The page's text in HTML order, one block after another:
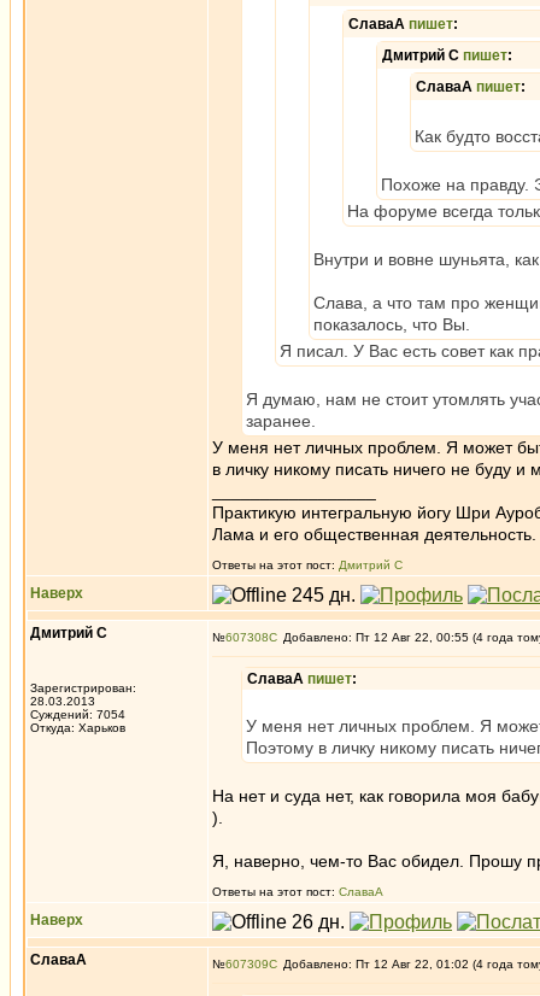
СлаваА пишет:
Дмитрий С пишет:
СлаваА пишет:
Как будто
Похоже на правду.
На форуме всегда
Внутри и вовне шуньята,
Слава, а что там про
показалось, что Вы.
Я писал. У Вас есть совет как
Я думаю, нам не стоит утомлять
заранее.
У меня нет личных проблем. Я может
в личку никому писать ничего не буду
Практикую интегральную йогу Шри
Лама и его общественная деятельность.
Ответы на этот пост: Дмитрий С
Наверх
Дмитрий С
Зарегистрирован:
28.03.2013
Суждений: 7054
Откуда: Харьков
№607308 Добавлено: Пт 12 Авг 22, 00:55 (4 года
СлаваА пишет:
У меня нет личных проблем. Я
Поэтому в личку никому писать
На нет и суда нет, как говорила моя
).
Я, наверно, чем-то Вас обидел. Прошу
Ответы на этот пост: СлаваА
Наверх
СлаваА №607309 Добавлено: Пт 12 Авг 22, 01:02 (4 года